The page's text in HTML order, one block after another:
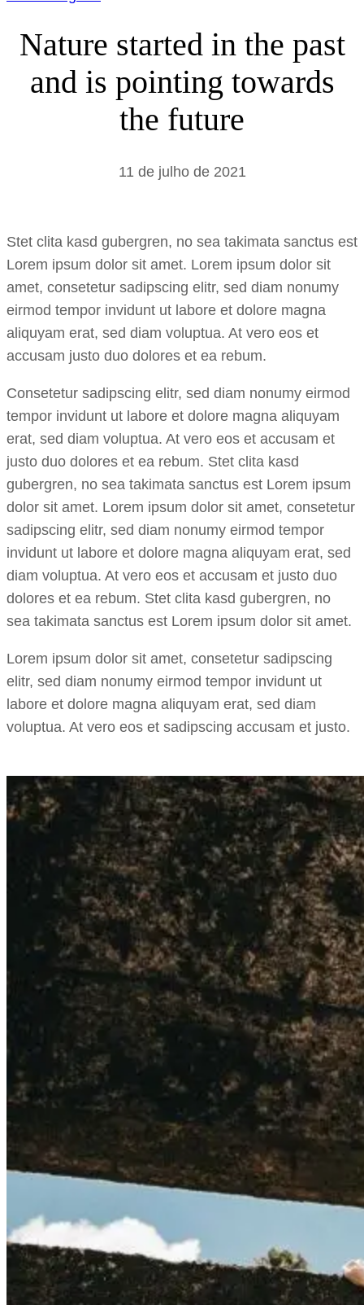
Nature started in the past
and is pointing towards
the future
11 de julho de 2021
Stet clita kasd gubergren, no sea takimata sanctus est
Lorem ipsum dolor sit amet. Lorem ipsum dolor sit
amet, consetetur sadipscing elitr, sed diam nonumy
eirmod tempor invidunt ut labore et dolore magna
aliquyam erat, sed diam voluptua. At vero eos et
accusam justo duo dolores et ea rebum.
Consetetur sadipscing elitr, sed diam nonumy eirmod
tempor invidunt ut labore et dolore magna aliquyam
erat, sed diam voluptua. At vero eos et accusam et
justo duo dolores et ea rebum. Stet clita kasd
gubergren, no sea takimata sanctus est Lorem ipsum
dolor sit amet. Lorem ipsum dolor sit amet, consetetur
sadipscing elitr, sed diam nonumy eirmod tempor
invidunt ut labore et dolore magna aliquyam erat, sed
diam voluptua. At vero eos et accusam et justo duo
dolores et ea rebum. Stet clita kasd gubergren, no
sea takimata sanctus est Lorem ipsum dolor sit amet.
Lorem ipsum dolor sit amet, consetetur sadipscing
elitr, sed diam nonumy eirmod tempor invidunt ut
labore et dolore magna aliquyam erat, sed diam
voluptua. At vero eos et sadipscing accusam et justo.